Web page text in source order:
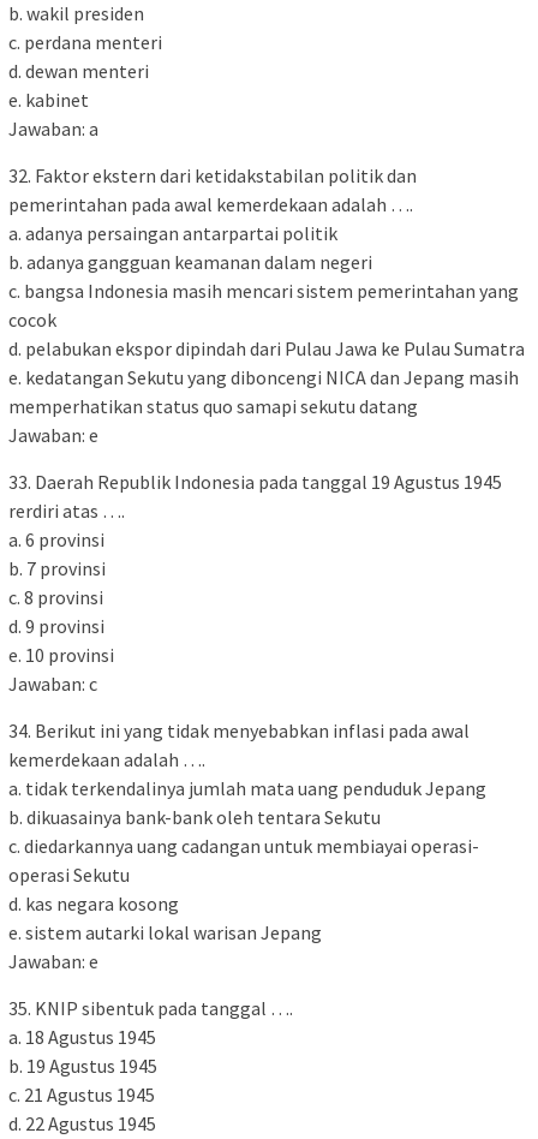
b. wakil presiden
c. perdana menteri
d. dewan menteri
e. kabinet
Jawaban: a
32. Faktor ekstern dari ketidakstabilan politik dan
pemerintahan pada awal kemerdekaan adalah ….
a. adanya persaingan antarpartai politik
b. adanya gangguan keamanan dalam negeri
c. bangsa Indonesia masih mencari sistem pemerintahan yang
cocok
d. pelabukan ekspor dipindah dari Pulau Jawa ke Pulau Sumatra
e. kedatangan Sekutu yang diboncengi NICA dan Jepang masih
memperhatikan status quo samapi sekutu datang
Jawaban: e
33. Daerah Republik Indonesia pada tanggal 19 Agustus 1945
rerdiri atas ….
a. 6 provinsi
b. 7 provinsi
c. 8 provinsi
d. 9 provinsi
e. 10 provinsi
Jawaban: c
34. Berikut ini yang tidak menyebabkan inflasi pada awal
kemerdekaan adalah ….
a. tidak terkendalinya jumlah mata uang penduduk Jepang
b. dikuasainya bank-bank oleh tentara Sekutu
c. diedarkannya uang cadangan untuk membiayai operasi-
operasi Sekutu
d. kas negara kosong
e. sistem autarki lokal warisan Jepang
Jawaban: e
35. KNIP sibentuk pada tanggal ….
a. 18 Agustus 1945
b. 19 Agustus 1945
c. 21 Agustus 1945
d. 22 Agustus 1945